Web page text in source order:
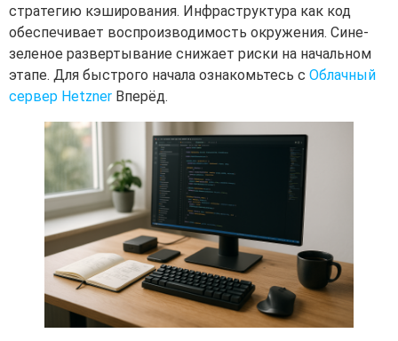
стратегию кэширования. Инфраструктура как код
обеспечивает воспроизводимость окружения. Сине-
зеленое развертывание снижает риски на начальном
этапе. Для быстрого начала ознакомьтесь с Облачный
сервер Hetzner Вперёд.